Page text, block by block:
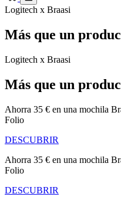
Logitech x Braasi
Más que un
Logitech x Braasi
Más que un
Ahorra 35 € en una mochila
Folio
DESCUBRIR
Ahorra 35 € en una mochila
Folio
DESCUBRIR